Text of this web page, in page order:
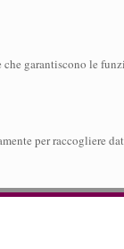
garantiscono le
per